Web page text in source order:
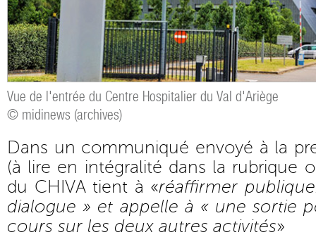
Vue de l'entrée du Centre Hospitalier du Val d'Ariège
© midinews (archives)
Dans un communiqué envoyé à la
(à lire en intégralité dans la rubrique
du CHIVA tient à «réaffirmer
dialogue » et appelle à « une sortie
cours sur les deux autres activités»